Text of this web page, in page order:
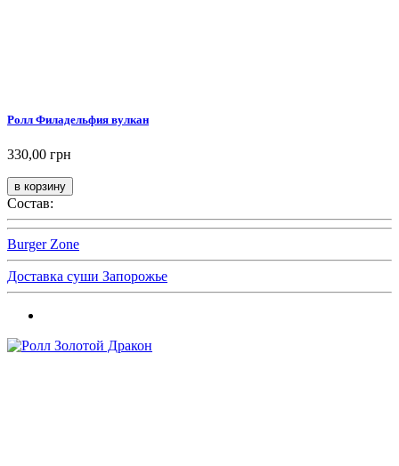
Ролл Филадельфия вулкан
330,00 грн
Состав:
Burger Zone
Доставка суши Запорожье